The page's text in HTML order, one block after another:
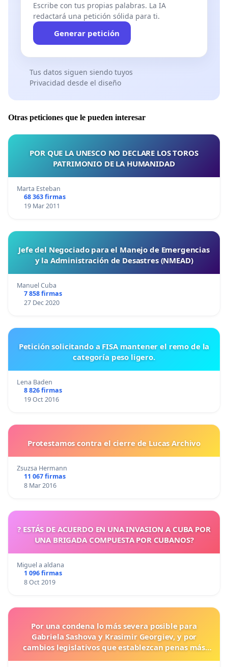
Escribe con tus propias palabras. La IA
redactará una petición sólida para ti.
Generar petición
Tus datos siguen siendo tuyos
Privacidad desde el diseño
Otras peticiones que le pueden interesar
POR QUE LA UNESCO NO DECLARE LOS TOROS
PATRIMONIO DE LA HUMANIDAD
Marta Esteban
68 363 firmas
19 Mar 2011
Jefe del Negociado para el Manejo de Emergencias
y la Administración de Desastres (NMEAD)
Manuel Cuba
7 858 firmas
27 Dec 2020
Petición solicitando a FISA mantener el remo de la
categoría peso ligero.
Lena Baden
8 826 firmas
19 Oct 2016
Protestamos contra el cierre de Lucas Archivo
Zsuzsa Hermann
11 067 firmas
8 Mar 2016
? ESTÁS DE ACUERDO EN UNA INVASION A CUBA POR
UNA BRIGADA COMPUESTA POR CUBANOS?
Miguel a aldana
1 096 firmas
8 Oct 2019
Por una condena lo más severa posible para
Gabriela Sashova y Krasimir Georgiev, y por
cambios legislativos que establezcan penas más